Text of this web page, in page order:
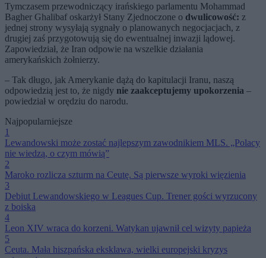
Tymczasem przewodniczący irańskiego parlamentu Mohammad
Bagher Ghalibaf oskarżył Stany Zjednoczone o dwulicowość: z
jednej strony wysyłają sygnały o planowanych negocjacjach, z
drugiej zaś przygotowują się do ewentualnej inwazji lądowej.
Zapowiedział, że Iran odpowie na wszelkie działania
amerykańskich żołnierzy.
– Tak długo, jak Amerykanie dążą do kapitulacji Iranu, naszą
odpowiedzią jest to, że nigdy nie zaakceptujemy upokorzenia –
powiedział w orędziu do narodu.
Najpopularniejsze
1
Lewandowski może zostać najlepszym zawodnikiem MLS. „Polacy
nie wiedzą, o czym mówią”
2
Maroko rozlicza szturm na Ceutę. Są pierwsze wyroki więzienia
3
Debiut Lewandowskiego w Leagues Cup. Trener gości wyrzucony
z boiska
4
Leon XIV wraca do korzeni. Watykan ujawnił cel wizyty papieża
5
Ceuta. Mała hiszpańska eksklawa, wielki europejski kryzys